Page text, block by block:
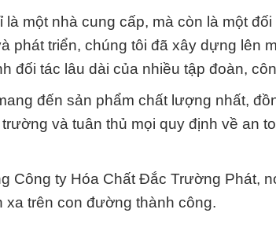
là một nhà cung cấp, mà còn là một
phát triển, chúng tôi đã xây dựng lên
đối tác lâu dài của nhiều tập đoàn,
đến sản phẩm chất lượng nhất,
và tuân thủ mọi quy định về an
Công ty Hóa Chất Đắc Trường Phát,
xa trên con đường thành công.